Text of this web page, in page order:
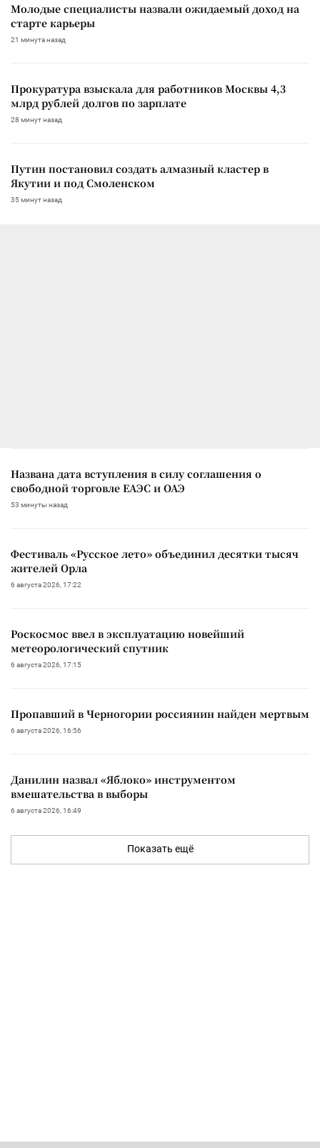
Молодые специалисты назвали ожидаемый доход на
старте карьеры
21 минута назад
Прокуратура взыскала для работников Москвы 4,3
млрд рублей долгов по зарплате
28 минут назад
Путин постановил создать алмазный кластер в
Якутии и под Смоленском
35 минут назад
Названа дата вступления в силу соглашения о
свободной торговле ЕАЭС и ОАЭ
53 минуты назад
Фестиваль «Русское лето» объединил десятки тысяч
жителей Орла
6 августа 2026, 17:22
Роскосмос ввел в эксплуатацию новейший
метеорологический спутник
6 августа 2026, 17:15
Пропавший в Черногории россиянин найден мертвым
6 августа 2026, 16:56
Данилин назвал «Яблоко» инструментом
вмешательства в выборы
6 августа 2026, 16:49
Показать ещё